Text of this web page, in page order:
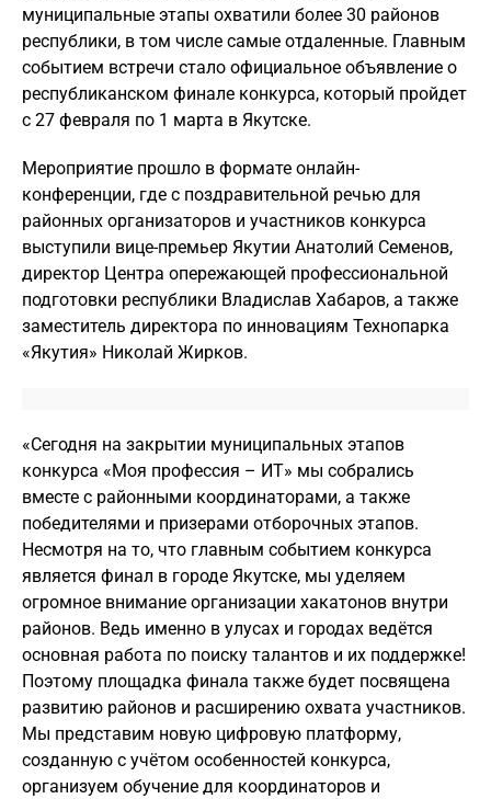
муниципальные этапы охватили более 30 районов
республики, в том числе самые отдаленные. Главным
событием встречи стало официальное объявление о
республиканском финале конкурса, который пройдет
с 27 февраля по 1 марта в Якутске.
Мероприятие прошло в формате онлайн-
конференции, где с поздравительной речью для
районных организаторов и участников конкурса
выступили вице-премьер Якутии Анатолий Семенов,
директор Центра опережающей профессиональной
подготовки республики Владислав Хабаров, а также
заместитель директора по инновациям Технопарка
«Якутия» Николай Жирков.
«Сегодня на закрытии муниципальных этапов
конкурса «Моя профессия – ИТ» мы собрались
вместе с районными координаторами, а также
победителями и призерами отборочных этапов.
Несмотря на то, что главным событием конкурса
является финал в городе Якутске, мы уделяем
огромное внимание организации хакатонов внутри
районов. Ведь именно в улусах и городах ведётся
основная работа по поиску талантов и их поддержке!
Поэтому площадка финала также будет посвящена
развитию районов и расширению охвата участников.
Мы представим новую цифровую платформу,
созданную с учётом особенностей конкурса,
организуем обучение для координаторов и